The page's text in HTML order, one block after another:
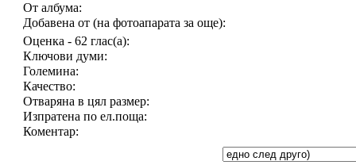
От албума:
Добавена от (на фотоапарата за още):
Оценка - 62 глас(а):
Ключови думи:
Големина:
Качество:
Отваряна в цял размер:
Изпратена по ел.поща:
Коментар: